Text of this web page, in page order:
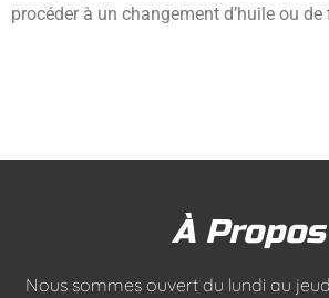
procéder à un changement d’huile ou de
À Propos
Nous sommes ouvert du lundi au